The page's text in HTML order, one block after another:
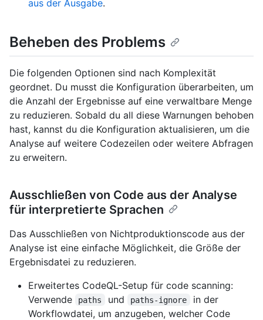
aus der Ausgabe.
Beheben des Problems
Die folgenden Optionen sind nach Komplexität
geordnet. Du musst die Konfiguration überarbeiten, um
die Anzahl der Ergebnisse auf eine verwaltbare Menge
zu reduzieren. Sobald du all diese Warnungen behoben
hast, kannst du die Konfiguration aktualisieren, um die
Analyse auf weitere Codezeilen oder weitere Abfragen
zu erweitern.
Ausschließen von Code aus der Analyse
für interpretierte Sprachen
Das Ausschließen von Nichtproduktionscode aus der
Analyse ist eine einfache Möglichkeit, die Größe der
Ergebnisdatei zu reduzieren.
Erweitertes CodeQL-Setup für code scanning:
Verwende
paths und paths-ignore
in der
Workflowdatei, um anzugeben, welcher Code